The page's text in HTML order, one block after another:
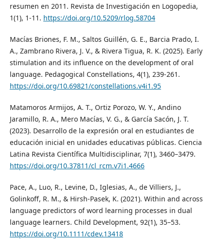
resumen en 2011. Revista de Investigación en Logopedia,
1(1), 1-11. https://doi.org/10.5209/rlog.58704
Macías Briones, F. M., Saltos Guillén, G. E., Barcia Prado, I.
A., Zambrano Rivera, J. V., & Rivera Tigua, R. K. (2025). Early
stimulation and its influence on the development of oral
language. Pedagogical Constellations, 4(1), 239-261.
https://doi.org/10.69821/constellations.v4i1.95
Matamoros Armijos, A. T., Ortiz Porozo, W. Y., Andino
Jaramillo, R. A., Mero Macías, V. G., & García Sacón, J. T.
(2023). Desarrollo de la expresión oral en estudiantes de
educación inicial en unidades educativas públicas. Ciencia
Latina Revista Científica Multidisciplinar, 7(1), 3460–3479.
https://doi.org/10.37811/cl_rcm.v7i1.4666
Pace, A., Luo, R., Levine, D., Iglesias, A., de Villiers, J.,
Golinkoff, R. M., & Hirsh-Pasek, K. (2021). Within and across
language predictors of word learning processes in dual
language learners. Child Development, 92(1), 35–53.
https://doi.org/10.1111/cdev.13418